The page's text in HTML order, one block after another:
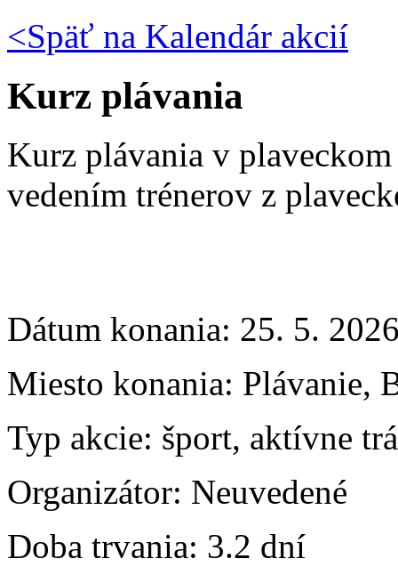
<Späť na Kalendár akcií
Kurz plávania
Kurz plávania v
vedením trénerov z
Dátum konania: 25. 5.
Miesto konania: Plávanie,
Typ akcie: šport, aktívne
Organizátor: Neuvedené
Doba trvania: 3.2 dní